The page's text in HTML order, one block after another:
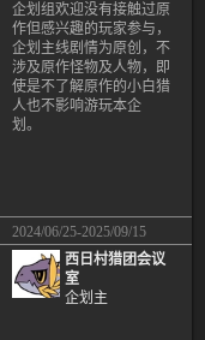
企划组欢迎没有接触过原
作但感兴趣的玩家参与，
企划主线剧情为原创，不
涉及原作怪物及人物，即
使是不了解原作的小白猎
人也不影响游玩本企
划。
2024/06/25-2025/09/15
西日村猎团会议
室
企划主